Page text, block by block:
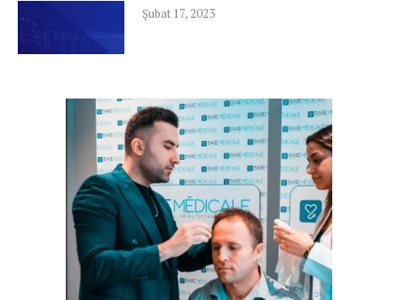
Şubat 17, 2023